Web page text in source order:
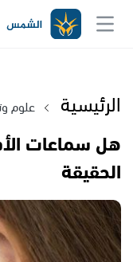
الرئيسية علوم
هل سماعات
الحقيقة